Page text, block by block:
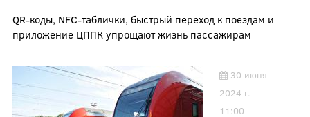
QR-коды, NFC-таблички, быстрый переход к поездам и
приложение ЦППК упрощают жизнь пассажирам
30 июня
2024 г. —
11:00